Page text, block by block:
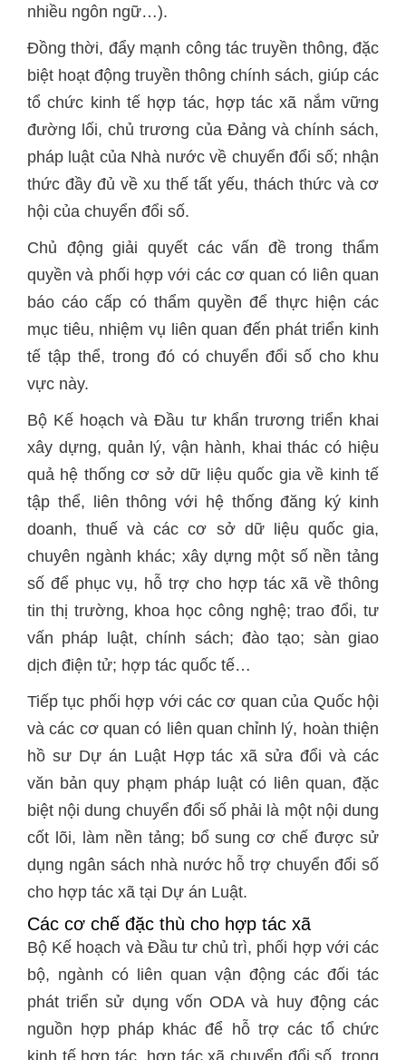
nhiều ngôn ngữ…).
Đồng thời, đẩy mạnh công tác truyền thông, đặc
biệt hoạt động truyền thông chính sách, giúp các
tổ chức kinh tế hợp tác, hợp tác xã nắm vững
đường lối, chủ trương của Đảng và chính sách,
pháp luật của Nhà nước về chuyển đổi số; nhận
thức đầy đủ về xu thế tất yếu, thách thức và cơ
hội của chuyển đổi số.
Chủ động giải quyết các vấn đề trong thẩm
quyền và phối hợp với các cơ quan có liên quan
báo cáo cấp có thẩm quyền để thực hiện các
mục tiêu, nhiệm vụ liên quan đến phát triển kinh
tế tập thể, trong đó có chuyển đổi số cho khu
vực này.
Bộ Kế hoạch và Đầu tư khẩn trương triển khai
xây dựng, quản lý, vận hành, khai thác có hiệu
quả hệ thống cơ sở dữ liệu quốc gia về kinh tế
tập thể, liên thông với hệ thống đăng ký kinh
doanh, thuế và các cơ sở dữ liệu quốc gia,
chuyên ngành khác; xây dựng một số nền tảng
số để phục vụ, hỗ trợ cho hợp tác xã về thông
tin thị trường, khoa học công nghệ; trao đổi, tư
vấn pháp luật, chính sách; đào tạo; sàn giao
dịch điện tử; hợp tác quốc tế…
Tiếp tục phối hợp với các cơ quan của Quốc hội
và các cơ quan có liên quan chỉnh lý, hoàn thiện
hồ sư Dự án Luật Hợp tác xã sửa đổi và các
văn bản quy phạm pháp luật có liên quan, đặc
biệt nội dung chuyển đổi số phải là một nội dung
cốt lõi, làm nền tảng; bổ sung cơ chế được sử
dụng ngân sách nhà nước hỗ trợ chuyển đổi số
cho hợp tác xã tại Dự án Luật.
Các cơ chế đặc thù cho hợp tác xã
Bộ Kế hoạch và Đầu tư chủ trì, phối hợp với các
bộ, ngành có liên quan vận động các đối tác
phát triển sử dụng vốn ODA và huy động các
nguồn hợp pháp khác để hỗ trợ các tổ chức